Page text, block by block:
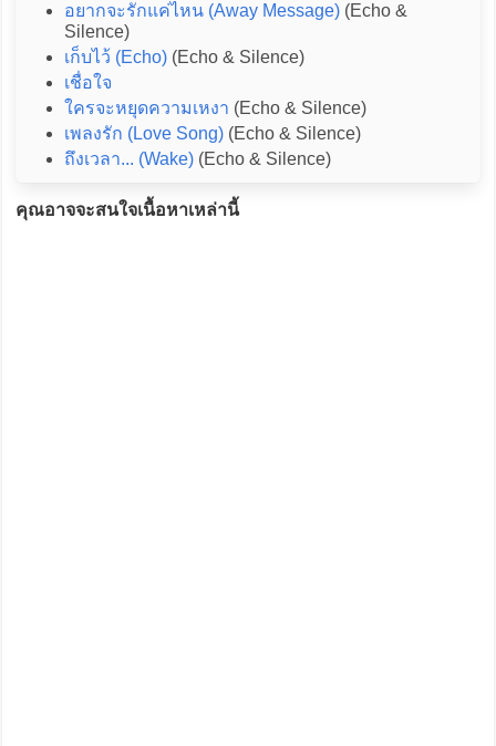
อยากจะรักแค่ไหน (Away Message)(Echo &
Silence)
เก็บไว้ (Echo)(Echo & Silence)
เชื่อใจ
ใครจะหยุดความเหงา (Echo & Silence)
เพลงรัก (Love Song)(Echo & Silence)
ถึงเวลา... (Wake)(Echo & Silence)
คุณอาจจะสนใจเนื้อหาเหล่านี้